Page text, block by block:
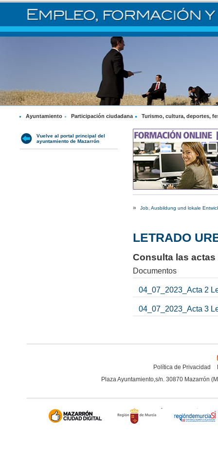
Ayuntamiento Participación ciudadana Turismo, cultura, deportes,
Vuelve al portal principal del
ayuntamiento de Mazarrón
» Job, Ausbildung und lokale
LETRADO
Consulta las
Documentos
04_07_2023_Acta 2
04_07_2023_Acta 3
Política de Privacidad
Plaza Ayuntamiento,s/n. 30870 Mazarrón